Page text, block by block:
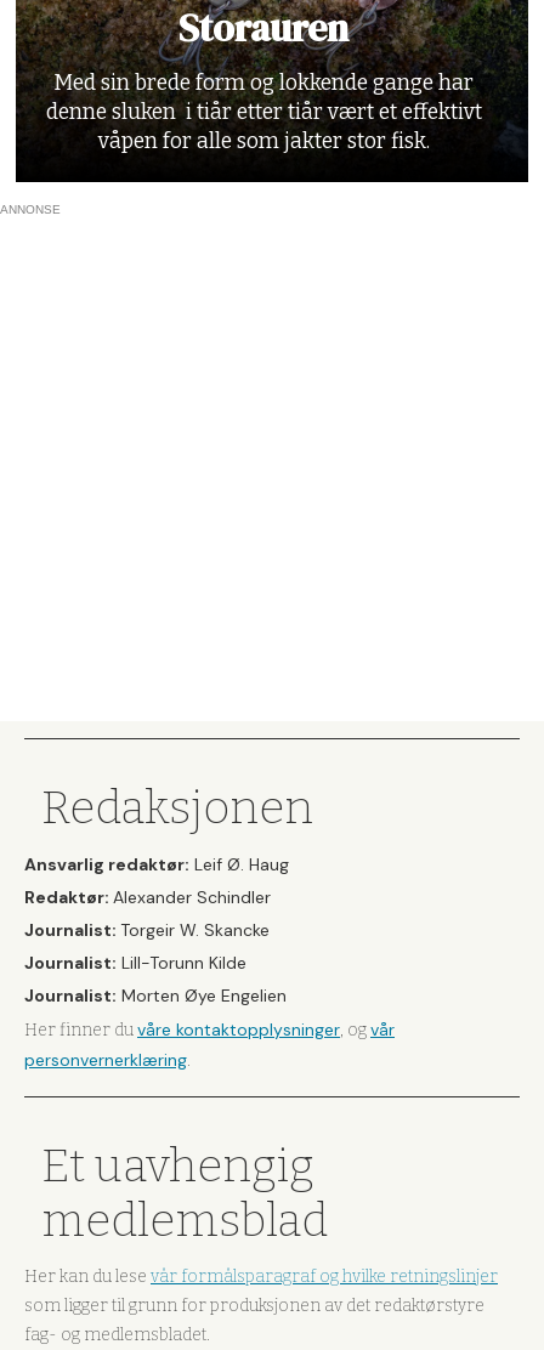
Storauren
Med sin brede form og lokkende gange har
denne sluken i tiår etter tiår vært et effektivt
våpen for alle som jakter stor fisk.
ANNONSE
Redaksjonen
Ansvarlig redaktør: Leif Ø. Haug
Redaktør: Alexander Schindler
Journalist: Torgeir W. Skancke
Journalist: Lill-Torunn Kilde
Journalist: Morten Øye Engelien
Her finner duvåre kontaktopplysninger, ogvår
personvernerklæring.
Et uavhengig
medlemsblad
Her kan du lese vår formålsparagraf og hvilke retningslinjer
som ligger til grunn for produksjonen av det redaktørstyre
fag- og medlemsbladet.